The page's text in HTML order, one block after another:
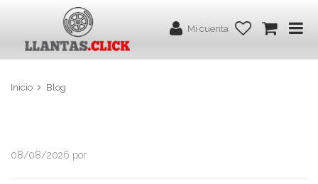
Mi cuenta
Inicio Blog
08/08/2026 por